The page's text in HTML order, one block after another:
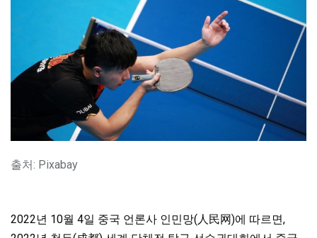
출처: Pixabay
2022년 10월 4일 중국 언론사 인민망(人民网)에 따르면,